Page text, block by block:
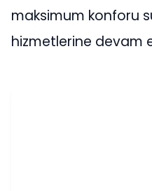
maksimum konforu
hizmetlerine devam